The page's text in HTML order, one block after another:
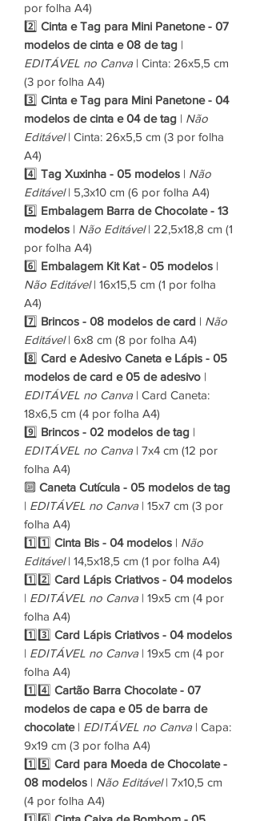
por folha A4)
2️⃣ Cinta e Tag para Mini Panetone - 07
modelos de cinta e 08 de tag |
EDITÁVEL no Canva | Cinta: 26x5,5 cm
(3 por folha A4)
3️⃣ Cinta e Tag para Mini Panetone - 04
modelos de cinta e 04 de tag | Não
Editável| Cinta: 26x5,5 cm (3 por folha
A4)
4️⃣ Tag Xuxinha - 05 modelos | Não
Editável| 5,3x10 cm (6 por folha A4)
5️⃣ Embalagem Barra de Chocolate - 13
modelos | Não Editável| 22,5x18,8 cm (1
por folha A4)
6️⃣ Embalagem Kit Kat - 05 modelos |
Não Editável| 16x15,5 cm (1 por folha
A4)
7️⃣ Brincos - 08 modelos de card | Não
Editável| 6x8 cm (8 por folha A4)
8️⃣ Card e Adesivo Caneta e Lápis - 05
modelos de card e 05 de adesivo |
EDITÁVEL no Canva | Card Caneta:
18x6,5 cm (4 por folha A4)
9️⃣ Brincos - 02 modelos de tag |
EDITÁVEL no Canva | 7x4 cm (12 por
folha A4)
🔟 Caneta Cutícula - 05 modelos de tag
| EDITÁVEL no Canva | 15x7 cm (3 por
folha A4)
1️⃣1️⃣ Cinta Bis - 04 modelos | Não
Editável| 14,5x18,5 cm (1 por folha A4)
1️⃣2️⃣ Card Lápis Criativos - 04 modelos
| EDITÁVEL no Canva | 19x5 cm (4 por
folha A4)
1️⃣3️⃣ Card Lápis Criativos - 04 modelos
| EDITÁVEL no Canva | 19x5 cm (4 por
folha A4)
1️⃣4️⃣ Cartão Barra Chocolate - 07
modelos de capa e 05 de barra de
chocolate| EDITÁVEL no Canva | Capa:
9x19 cm (3 por folha A4)
1️⃣5️⃣ Card para Moeda de Chocolate -
08 modelos | Não Editável| 7x10,5 cm
(4 por folha A4)